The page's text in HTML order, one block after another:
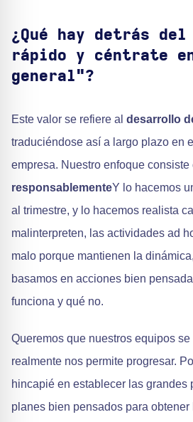
¿Qué hay detrás
rápido y céntrate
general"?
Este valor se refiere al desarrollo
traduciéndose así a largo plazo en
empresa. Nuestro enfoque consiste
responsablementeY lo hacemos
al trimestre, y lo hacemos realista
malinterpreten, las actividades ad
malo porque mantienen la
basamos en acciones bien
funciona y qué no.
Queremos que nuestros equipos
realmente nos permite progresar.
hincapié en establecer las grandes
planes bien pensados para